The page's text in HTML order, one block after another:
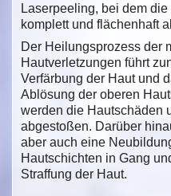
Laserpeeling, bei dem
komplett und flächenhaft
Der Heilungsprozess der
Hautverletzungen führt
Verfärbung der Haut und
Ablösung der oberen
werden die Hautschäden
abgestoßen. Darüber
aber auch eine
Hautschichten in Gang
Straffung der Haut.